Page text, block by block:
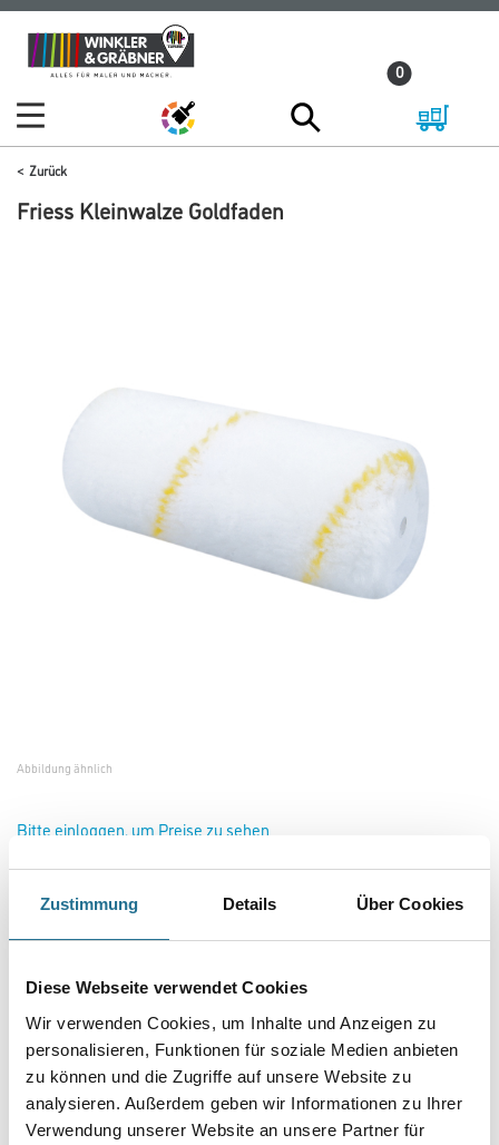
Zustimmung Details Über Cookies
Diese Webseite verwendet Cookies
Wir verwenden Cookies, um Inhalte und Anzeigen zu
personalisieren, Funktionen für soziale Medien anbieten
zu können und die Zugriffe auf unsere Website zu
analysieren. Außerdem geben wir Informationen zu Ihrer
Verwendung unserer Website an unsere Partner für
Zum
Inhalt
Zum
Navigationsmenü
0
Zurück
Friess Kleinwalze Goldfaden
Abbildung ähnlich
Bitte einloggen, um Preise zu sehen
Friess Kleinwalze Goldfaden 12cm / 12mm, doppelstark #F6512340
Art-Nr.:4040-000693
Geeignet für leicht füllende, hoch deckende Dispersionsfarben auf glatten
Untergründen im Außen- und Innenbereich.
Breite in millimeter